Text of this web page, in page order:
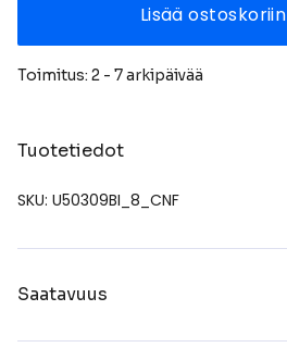
Lisää ostoskoriin
Toimitus: 2 - 7 arkipäivää
Tuotetiedot
SKU: U50309BI_8_CNF
Saatavuus